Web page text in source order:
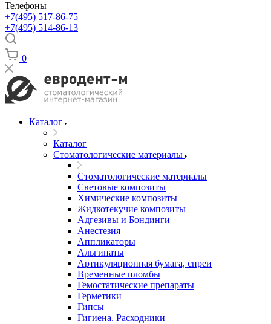
Телефоны
+7(495) 517-86-75
+7(495) 514-86-13
0
Каталог
Каталог
Стоматологические материалы
Стоматологические материалы
Световые композиты
Химические композиты
Жидкотекучие композиты
Адгезивы и Бондинги
Анестезия
Аппликаторы
Альгинаты
Артикуляционная бумага, спреи
Временные пломбы
Гемостатические препараты
Герметики
Гипсы
Гигиена. Расходники